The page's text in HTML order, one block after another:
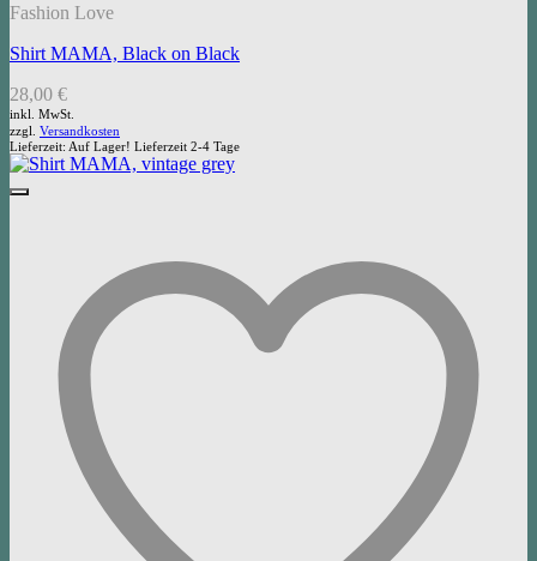
Fashion Love
Shirt MAMA, Black on Black
28,00 €
inkl. MwSt.
zzgl. Versandkosten
Lieferzeit: Auf Lager! Lieferzeit 2-4 Tage